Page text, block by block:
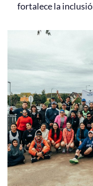
fortalece la